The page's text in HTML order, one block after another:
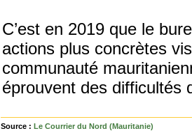
C’est en 2019 que le
actions plus concrètes
communauté
éprouvent des difficultés
Source : Le Courrier du Nord (Mauritanie)